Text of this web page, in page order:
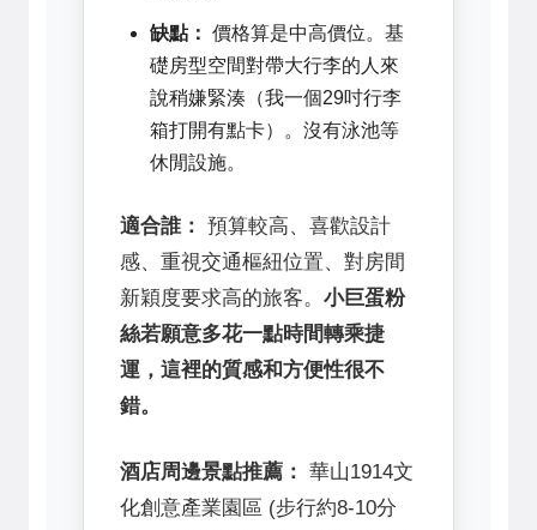
缺點： 價格算是中高價位。基
礎房型空間對帶大行李的人來
說稍嫌緊湊（我一個29吋行李
箱打開有點卡）。沒有泳池等
休閒設施。
適合誰： 預算較高、喜歡設計
感、重視交通樞紐位置、對房間
新穎度要求高的旅客。 小巨蛋粉
絲若願意多花一點時間轉乘捷
運，這裡的質感和方便性很不
錯。
酒店周邊景點推薦： 華山1914文
化創意產業園區 (步行約8-10分